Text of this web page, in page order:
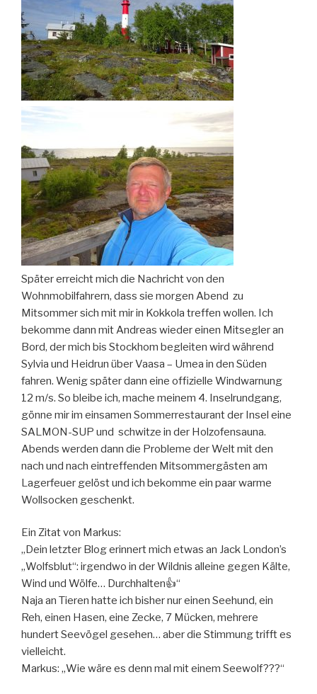
Später erreicht mich die Nachricht von den
Wohnmobilfahrern, dass sie morgen Abend zu
Mitsommer sich mit mir in Kokkola treffen wollen. Ich
bekomme dann mit Andreas wieder einen Mitsegler an
Bord, der mich bis Stockhom begleiten wird während
Sylvia und Heidrun über Vaasa – Umea in den Süden
fahren. Wenig später dann eine offizielle Windwarnung
12 m/s. So bleibe ich, mache meinem 4. Inselrundgang,
gönne mir im einsamen Sommerrestaurant der Insel eine
SALMON-SUP und schwitze in der Holzofensauna.
Abends werden dann die Probleme der Welt mit den
nach und nach eintreffenden Mitsommergästen am
Lagerfeuer gelöst und ich bekomme ein paar warme
Wollsocken geschenkt.
Ein Zitat von Markus:
„Dein letzter Blog erinnert mich etwas an Jack London’s
„Wolfsblut“: irgendwo in der Wildnis alleine gegen Kälte,
Wind und Wölfe… Durchhalten👍“
Naja an Tieren hatte ich bisher nur einen Seehund, ein
Reh, einen Hasen, eine Zecke, 7 Mücken, mehrere
hundert Seevögel gesehen… aber die Stimmung trifft es
vielleicht.
Markus: „Wie wäre es denn mal mit einem Seewolf???“